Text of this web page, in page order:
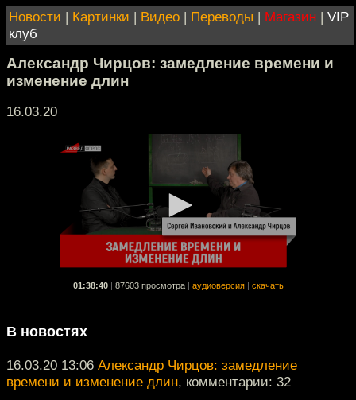
Новости | Картинки | Видео | Переводы | Магазин | VIP
клуб
Александр Чирцов: замедление времени и
изменение длин
16.03.20
01:38:40 87603 просмотра аудиоверсия скачать
В новостях
16.03.20 13:06 Александр Чирцов: замедление
времени и изменение длин, комментарии: 32